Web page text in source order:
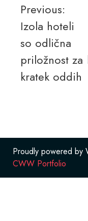
Navigacija
prispevka
Previous:
Izola hoteli
so odlična
priložnost za
kratek oddih
Proudly powered by
CWW Portfolio